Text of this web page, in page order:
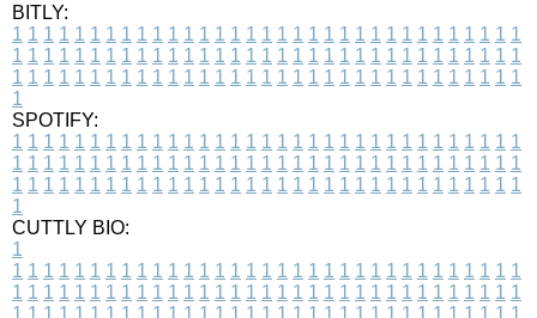
BITLY:
1 1 1 1 1 1 1 1 1 1 1 1 1 1 1 1 1 1 1 1 1 1 1 1 1 1 1 1 1 1 1 1 1
1 1 1 1 1 1 1 1 1 1 1 1 1 1 1 1 1 1 1 1 1 1 1 1 1 1 1 1 1 1 1 1 1
1 1 1 1 1 1 1 1 1 1 1 1 1 1 1 1 1 1 1 1 1 1 1 1 1 1 1 1 1 1 1 1 1
1
SPOTIFY:
1 1 1 1 1 1 1 1 1 1 1 1 1 1 1 1 1 1 1 1 1 1 1 1 1 1 1 1 1 1 1 1 1
1 1 1 1 1 1 1 1 1 1 1 1 1 1 1 1 1 1 1 1 1 1 1 1 1 1 1 1 1 1 1 1 1
1 1 1 1 1 1 1 1 1 1 1 1 1 1 1 1 1 1 1 1 1 1 1 1 1 1 1 1 1 1 1 1 1
1
CUTTLY BIO:
1
1 1 1 1 1 1 1 1 1 1 1 1 1 1 1 1 1 1 1 1 1 1 1 1 1 1 1 1 1 1 1 1 1
1 1 1 1 1 1 1 1 1 1 1 1 1 1 1 1 1 1 1 1 1 1 1 1 1 1 1 1 1 1 1 1 1
1 1 1 1 1 1 1 1 1 1 1 1 1 1 1 1 1 1 1 1 1 1 1 1 1 1 1 1 1 1 1 1 1